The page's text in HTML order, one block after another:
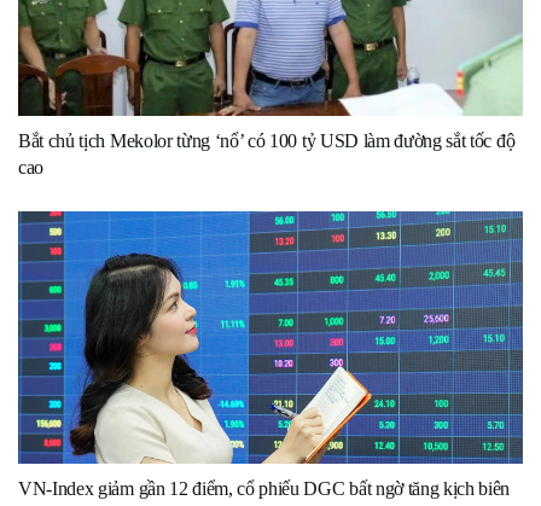
Bắt chủ tịch Mekolor từng ‘nổ’ có 100 tỷ USD làm đường sắt tốc độ
cao
VN-Index giảm gần 12 điểm, cổ phiếu DGC bất ngờ tăng kịch biên